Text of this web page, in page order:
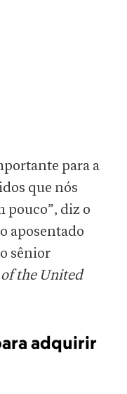
para a
que nós
pouco”, diz o
aposentado
sênior
the United
adquirir